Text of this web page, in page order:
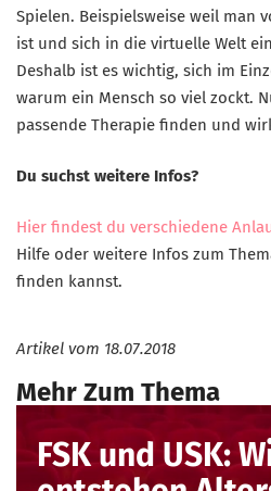
Spielen. Beispielsweise weil man
ist und sich in die virtuelle Welt
Deshalb ist es wichtig, sich im
warum ein Mensch so viel zockt.
passende Therapie finden und
Du suchst weitere Infos?
Hier findest du verschiedene
Hilfe oder weitere Infos zum
finden kannst.
Artikel vom 18.07.2018
Mehr Zum Thema
FSK und USK: